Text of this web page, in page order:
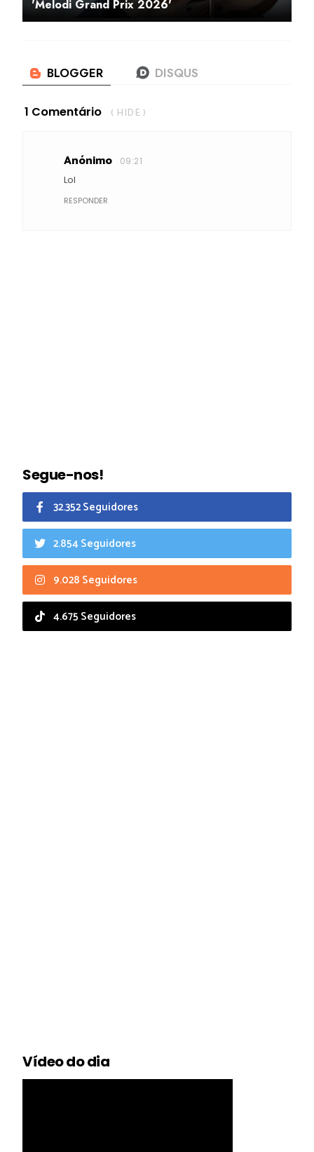
'Melodi Grand Prix 2026'
1 Comentário ( HIDE )
Anónimo 09:21
Lol
RESPONDER
Segue-nos!
32.352 Seguidores
2.854 Seguidores
9.028 Seguidores
4.675 Seguidores
Vídeo do dia